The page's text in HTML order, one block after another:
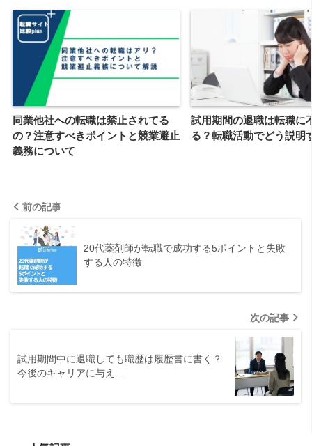
同業他社への転職は禁止されてる
の？注意すべきポイントと競業避止
義務について
試用期間の退職は転職に
る？転職活動でどう説明
前の記事
20代薬剤師が転職で成功する5ポイントと失敗
する人の特徴
次の記事
試用期間中に退職しても職歴は履歴書に書く？
今後のキャリアに与え…